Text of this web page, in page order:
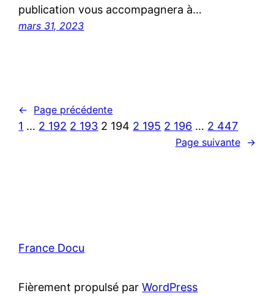
publication vous accompagnera à…
mars 31, 2023
← Page précédente
1 … 2 192 2 193 2 194 2 195 2 196 … 2 447
Page suivante →
France Docu
Fièrement propulsé parWordPress